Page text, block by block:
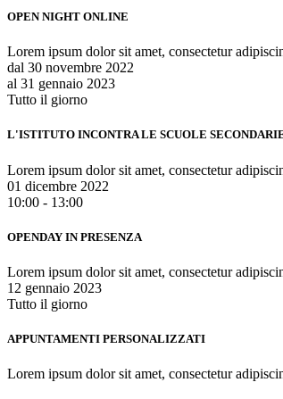
OPEN NIGHT ONLINE
Lorem ipsum dolor sit amet, consectetur
dal 30 novembre 2022
al 31 gennaio 2023
Tutto il giorno
L'ISTITUTO INCONTRA LE SCUOLE
Lorem ipsum dolor sit amet, consectetur
01 dicembre 2022
10:00 - 13:00
OPENDAY IN PRESENZA
Lorem ipsum dolor sit amet, consectetur
12 gennaio 2023
Tutto il giorno
APPUNTAMENTI PERSONALIZZATI
Lorem ipsum dolor sit amet, consectetur